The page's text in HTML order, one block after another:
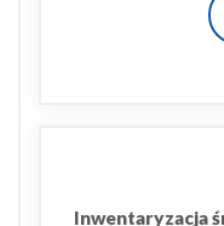
Inwentaryzacja